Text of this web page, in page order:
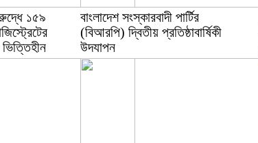
১৫৯
বাংলাদেশ সংস্কারবাদী পার্টির
(বিআরপি) দ্বিতীয় প্রতিষ্ঠাবার্ষিকী
উদযাপন